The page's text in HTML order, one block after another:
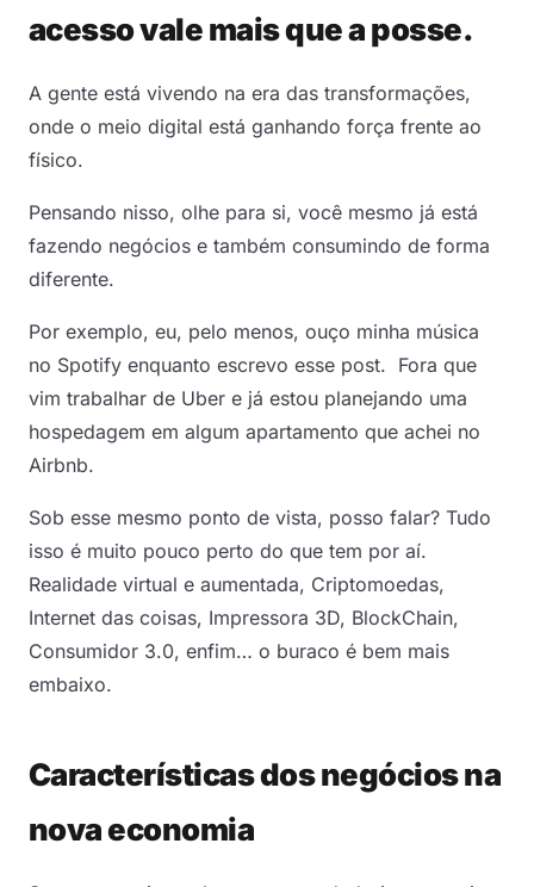
acesso vale mais que a posse.
A gente está vivendo na era das transformações,
onde o meio digital está ganhando força frente ao
físico.
Pensando nisso, olhe para si, você mesmo já está
fazendo negócios e também consumindo de forma
diferente.
Por exemplo, eu, pelo menos, ouço minha música
no Spotify enquanto escrevo esse post. Fora que
vim trabalhar de Uber e já estou planejando uma
hospedagem em algum apartamento que achei no
Airbnb.
Sob esse mesmo ponto de vista, posso falar? Tudo
isso é muito pouco perto do que tem por aí.
Realidade virtual e aumentada, Criptomoedas,
Internet das coisas, Impressora 3D, BlockChain,
Consumidor 3.0, enfim… o buraco é bem mais
embaixo.
Características dos negócios na
nova economia